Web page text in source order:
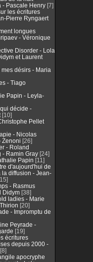
- Pascale Henry[7]
les écritures
Pierre Ryngaert
longues
- Véronique
Disorder - Lola
et Laurent
désirs - Maria
- Tiago
Papin - Leyla-
décide -
[10]
Pellet
- Nicolas
Zenoni [26]
- Roland
- Ramin Gray[24]
Papin [11]
d'aujourd'hui de
la diffusion - Jean-
- Rasmus
Didym[38]
ladies - Marie
[20]
- Impromptu de
Peyrade -
[19]
écritures
depuis 2000 -
apocryphe